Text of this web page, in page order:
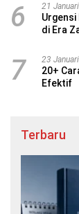
6 21
Urgensi
di Era
7 23
20+
Efektif
Terbaru